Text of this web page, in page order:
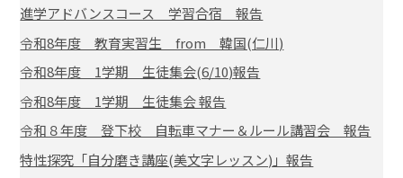
進学アドバンスコース 学習合宿 報告
令和8年度 教育実習生 from 韓国(仁川)
令和8年度 1学期 生徒集会(6/10)報告
令和8年度 1学期 生徒集会 報告
令和８年度 登下校 自転車マナー＆ルール講習会 報告
特性探究「自分磨き講座(美文字レッスン)」報告